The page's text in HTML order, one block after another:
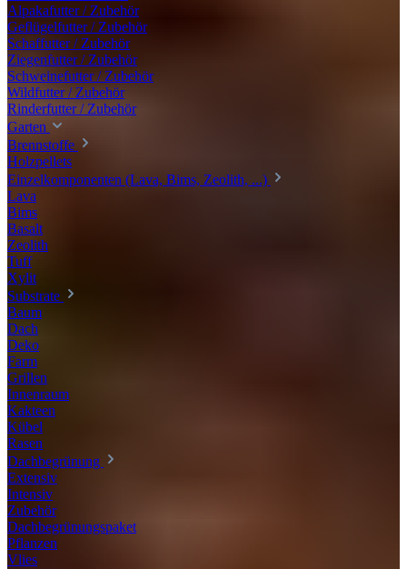
Alpakafutter / Zubehör
Geflügelfutter / Zubehör
Schaffutter / Zubehör
Ziegenfutter / Zubehör
Schweinefutter / Zubehör
Wildfutter / Zubehör
Rinderfutter / Zubehör
Garten
Brennstoffe
Holzpellets
Einzelkomponenten (Lava, Bims, Zeolith, ...)
Lava
Bims
Basalt
Zeolith
Tuff
Xylit
Substrate
Baum
Dach
Deko
Farm
Grillen
Innenraum
Kakteen
Kübel
Rasen
Dachbegrünung
Extensiv
Intensiv
Zubehör
Dachbegrünungspaket
Pflanzen
Vlies